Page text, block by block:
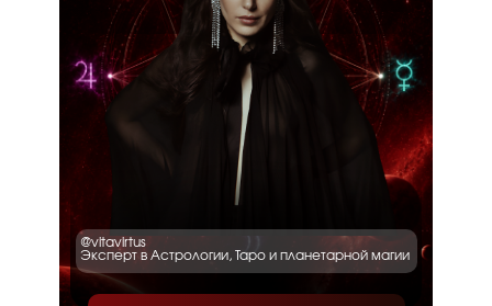
@vitavirtus
Эксперт в Астрологии, Таро и планетарной магии